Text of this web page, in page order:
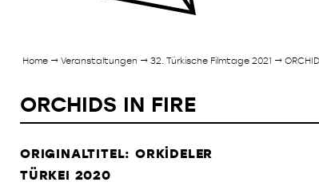
Home → Veranstaltungen → 32. Türkische Filmtage 2021 →
ORCHIDS IN FIRE
ORIGINALTITEL: ORKİDELER
TÜRKEI 2020